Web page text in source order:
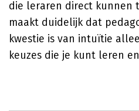
die leraren direct kunnen
maakt duidelijk dat
kwestie is van intuïtie
keuzes die je kunt leren